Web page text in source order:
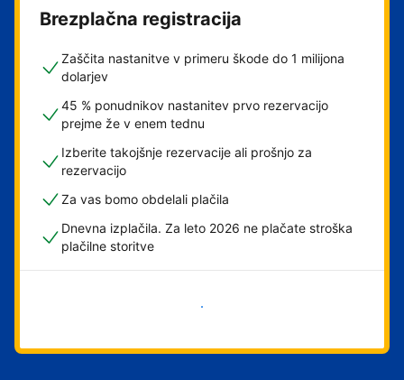
Brezplačna registracija
Zaščita nastanitve v primeru škode do 1 milijona
dolarjev
45 % ponudnikov nastanitev prvo rezervacijo
prejme že v enem tednu
Izberite takojšnje rezervacije ali prošnjo za
rezervacijo
Za vas bomo obdelali plačila
Dnevna izplačila. Za leto 2026 ne plačate stroška
plačilne storitve